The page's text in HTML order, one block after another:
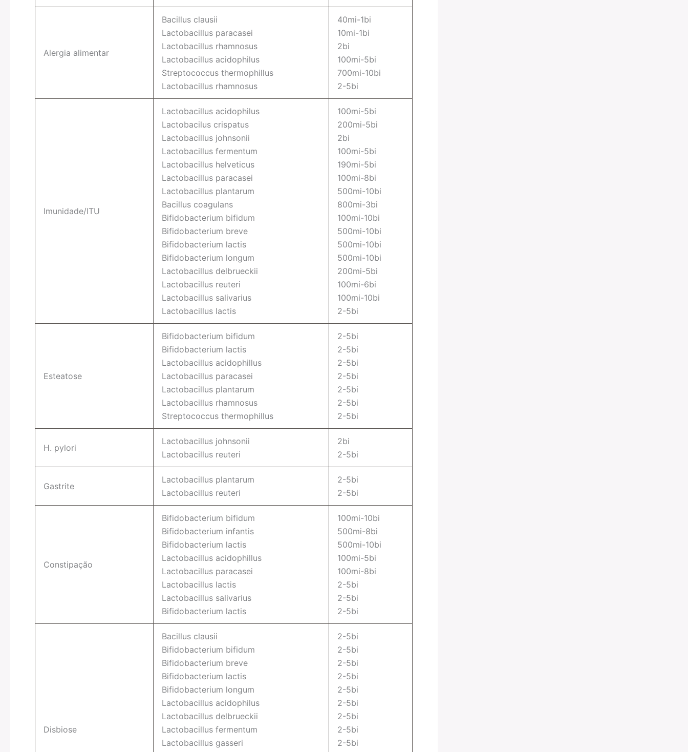
Alergia alimentar
Bacillus clausii
Lactobacillus paracasei
Lactobacillus rhamnosus
Lactobacillus acidophilus
Streptococcus thermophillus
Lactobacillus rhamnosus
40mi-1bi
10mi-1bi
2bi
100mi-5bi
700mi-10bi
2-5bi
Imunidade/ITU
Lactobacillus acidophilus
Lactobacilus crispatus
Lactobacillus johnsonii
Lactobacillus fermentum
Lactobacillus helveticus
Lactobacillus paracasei
Lactobacillus plantarum
Bacillus coagulans
Bifidobacterium bifidum
Bifidobacterium breve
Bifidobacterium lactis
Bifidobacterium longum
Lactobacillus delbrueckii
Lactobacillus reuteri
Lactobacillus salivarius
Lactobacillus lactis
100mi-5bi
200mi-5bi
2bi
100mi-5bi
190mi-5bi
100mi-8bi
500mi-10bi
800mi-3bi
100mi-10bi
500mi-10bi
500mi-10bi
500mi-10bi
200mi-5bi
100mi-6bi
100mi-10bi
2-5bi
Esteatose
Bifidobacterium bifidum
Bifidobacterium lactis
Lactobacillus acidophillus
Lactobacillus paracasei
Lactobacillus plantarum
Lactobacillus rhamnosus
Streptococcus thermophillus
2-5bi
2-5bi
2-5bi
2-5bi
2-5bi
2-5bi
2-5bi
H. pylori
Lactobacillus johnsonii
Lactobacillus reuteri
2bi
2-5bi
Gastrite
Lactobacillus plantarum
Lactobacillus reuteri
2-5bi
2-5bi
Constipação
Bifidobacterium bifidum
Bifidobacterium infantis
Bifidobacterium lactis
Lactobacillus acidophillus
Lactobacillus paracasei
Lactobacillus lactis
Lactobacillus salivarius
Bifidobacterium lactis
100mi-10bi
500mi-8bi
500mi-10bi
100mi-5bi
100mi-8bi
2-5bi
2-5bi
2-5bi
Disbiose
Bacillus clausii
Bifidobacterium bifidum
Bifidobacterium breve
Bifidobacterium lactis
Bifidobacterium longum
Lactobacillus acidophilus
Lactobacillus delbrueckii
Lactobacillus fermentum
Lactobacillus gasseri
2-5bi
2-5bi
2-5bi
2-5bi
2-5bi
2-5bi
2-5bi
2-5bi
2-5bi